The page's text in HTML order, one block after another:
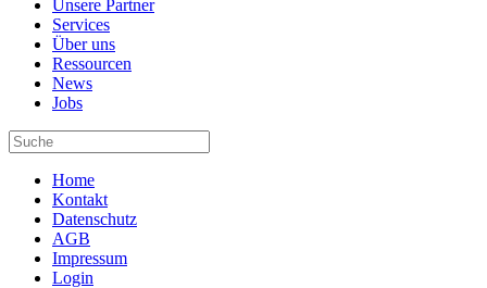
Unsere Partner
Services
Über uns
Ressourcen
News
Jobs
Home
Kontakt
Datenschutz
AGB
Impressum
Login